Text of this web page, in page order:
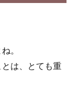
。
は、とても重